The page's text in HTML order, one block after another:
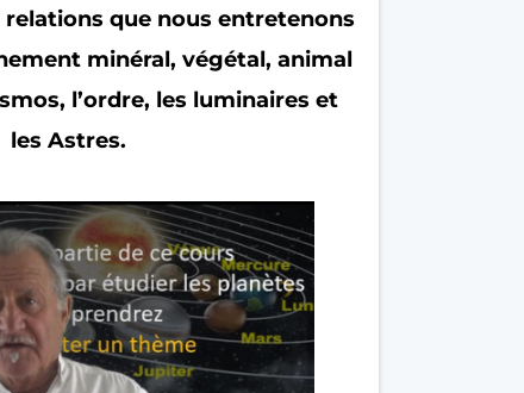
que nous entretenons
minéral, végétal, animal
l’ordre, les luminaires et
les Astres.